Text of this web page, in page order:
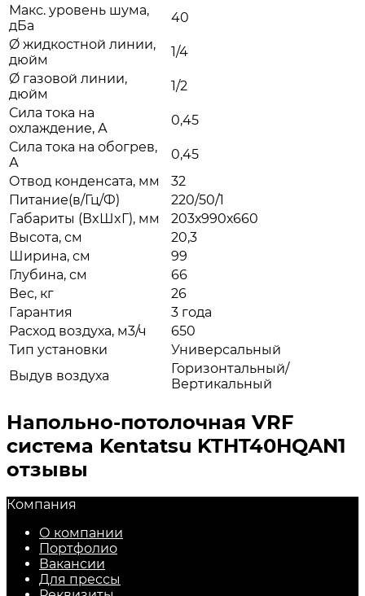
Макс. уровень шума,
дБа
40
Ø жидкостной линии,
дюйм
1/4
Ø газовой линии,
дюйм
1/2
Сила тока на
охлаждение, А
0,45
Сила тока на обогрев,
А
0,45
Отвод конденсата, мм
32
Питание(в/Гц/Ф)
220/50/1
Габариты (ВxШxГ), мм
203х990х660
Высота, см
20,3
Ширина, см
99
Глубина, см
66
Вес, кг
26
Гарантия
3 года
Расход воздуха, м3/ч
650
Тип установки
Универсальный
Выдув воздуха
Горизонтальный/
Вертикальный
Напольно-потолочная VRF
система Kentatsu KTHT40HQAN1
отзывы
Компания
О компании
Портфолио
Вакансии
Для прессы